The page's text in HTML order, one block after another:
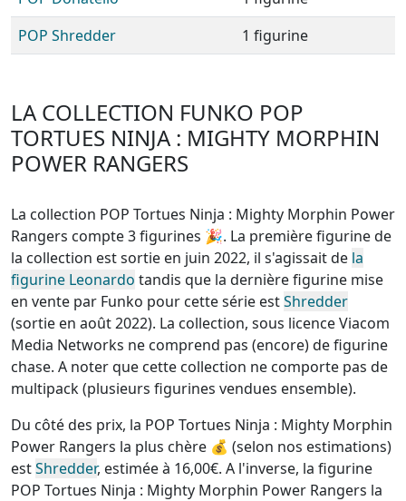
POP Shredder
1 figurine
LA COLLECTION FUNKO POP
TORTUES NINJA : MIGHTY MORPHIN
POWER RANGERS
La collection POP Tortues Ninja : Mighty Morphin Power
Rangers compte 3 figurines 🎉. La première figurine de
la collection est sortie en juin 2022, il s'agissait de la
figurine Leonardo tandis que la dernière figurine mise
en vente par Funko pour cette série estShredder
(sortie en août 2022). La collection, sous licence Viacom
Media Networks ne comprend pas (encore) de figurine
chase. A noter que cette collection ne comporte pas de
multipack (plusieurs figurines vendues ensemble).
Du côté des prix, la POP Tortues Ninja : Mighty Morphin
Power Rangers la plus chère 💰 (selon nos estimations)
estShredder, estimée à 16,00€. A l'inverse, la figurine
POP Tortues Ninja : Mighty Morphin Power Rangers la